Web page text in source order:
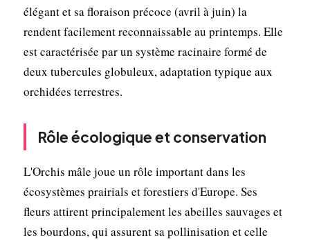
élégant et sa floraison précoce (avril à juin) la
rendent facilement reconnaissable au printemps. Elle
est caractérisée par un système racinaire formé de
deux tubercules globuleux, adaptation typique aux
orchidées terrestres.
Rôle écologique et conservation
L'Orchis mâle joue un rôle important dans les
écosystèmes prairials et forestiers d'Europe. Ses
fleurs attirent principalement les abeilles sauvages et
les bourdons, qui assurent sa pollinisation et celle